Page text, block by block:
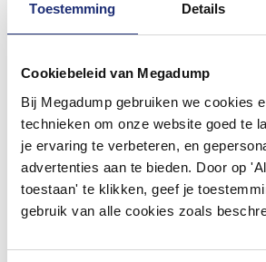
Toestemming Details
Cookiebeleid van Megadump
Bij Megadump gebruiken we cookies
technieken om onze website goed te
je ervaring te verbeteren, en
advertenties aan te bieden. Door op
toestaan' te klikken, geef je
gebruik van alle cookies zoals